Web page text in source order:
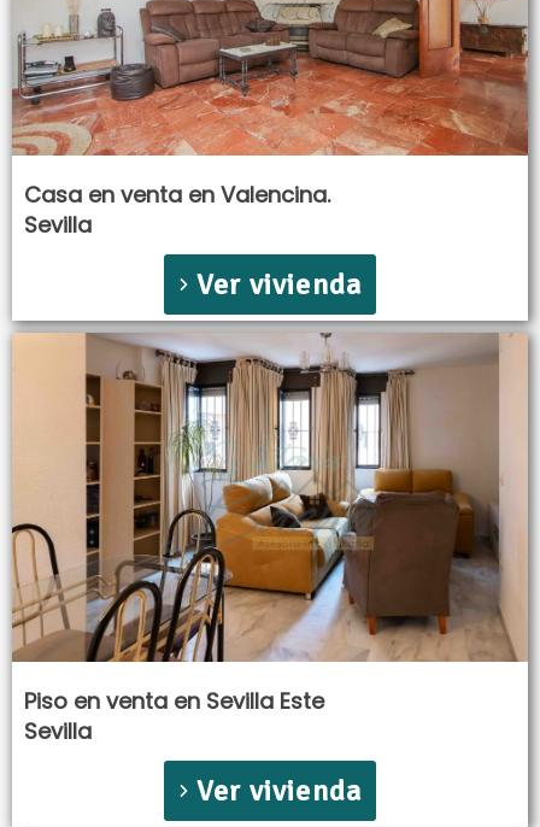
Casa en venta en Valencina.
Sevilla
Ver vivienda
Piso en venta en Sevilla Este
Sevilla
Ver vivienda